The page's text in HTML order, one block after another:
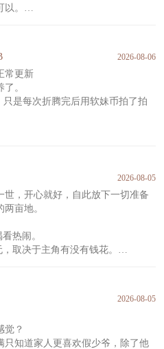
。
。
戈结婚生子，看他白首偕老，这
正放下。
别人可以随便招惹的。
2026-08-06
常更新
。
是每次折腾完后用软妹币拍了拍
气的西装，戴着眼睛仿佛斯文败
阳光体育生。
皮鞋，二四六则要COS各种各样
云澈已正文完结，全文精修
2026-08-05
，开心就好，自此放下一切准备
亩地。
热闹。
取决于主角有没有钱花。
重生 美食 日常
2026-08-05
觉？
只知道家人更喜欢假少爷，除了他